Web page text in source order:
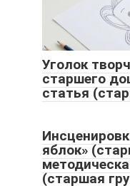
Уголок
старшего
статья
яблок»
(старшая